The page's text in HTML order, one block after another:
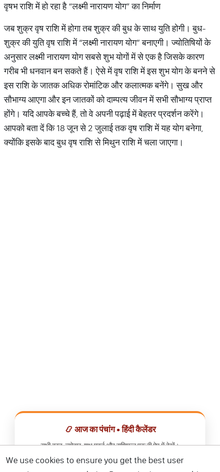
वृषभ राशि में हो रहा है “लक्ष्मी नारायण योग” का निर्माण
जब शुक्र वृष राशि में होगा तब शुक्र की बुध के साथ युति होगी। बुध-
शुक्र की युति वृष राशि में “लक्ष्मी नारायण योग” बनाएगी। ज्योतिषियों के
अनुसार लक्ष्मी नारायण योग सबसे शुभ योगों में से एक है जिसके कारण
गरीब भी धनवान बन सकते हैं। ऐसे में वृष राशि में इस शुभ योग के बनने से
इस राशि के जातक अधिक रोमांटिक और कलात्मक बनेंगे। सुख और
सौभाग्य आएगा और इन जातकों को दाम्पत्य जीवन में सभी सौभाग्य प्राप्त
होंगे। यदि आपके बच्चे हैं, तो वे अपनी पढ़ाई में बेहतर प्रदर्शन करेंगे।
आपको बता दें कि 18 जून से 2 जुलाई तक वृष राशि में यह योग बनेगा,
क्योंकि इसके बाद बुध वृष राशि से मिथुन राशि में चला जाएगा।
📿 आज का पंचांग • हिंदी कैलेंडर
सभी व्रत, त्योहार, शुभ मुहूर्त और राशिफल एक ही ऐप में देखें।
We use cookies to ensure you get the best user